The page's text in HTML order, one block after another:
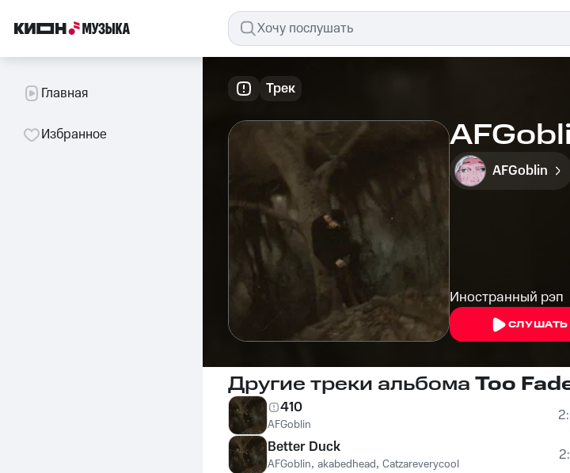
Главная
Избранное
Трек
AFGoblin
Иностранный рэп
СЛУШАТЬ
Другие треки альбома Too
410
AFGoblin
Better Duck
AFGoblin, akabedhead, Catzareverycool